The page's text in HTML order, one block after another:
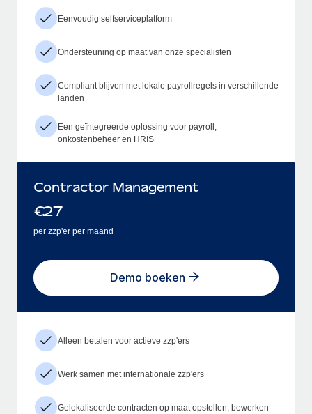
Eenvoudig selfserviceplatform
Ondersteuning op maat van onze specialisten
Compliant blijven met lokale payrollregels in verschillende
landen
Een geïntegreerde oplossing voor payroll,
onkostenbeheer en HRIS
Contractor Management
€27
per zzp'er per maand
Demo boeken
Alleen betalen voor actieve zzp'ers
Werk samen met internationale zzp'ers
Gelokaliseerde contracten op maat opstellen, bewerken